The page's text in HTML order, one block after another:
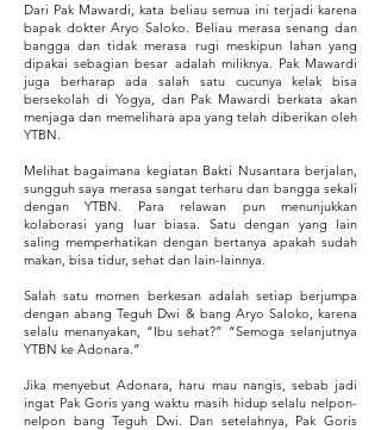
Dari Pak Mawardi, kata beliau semua ini terjadi karena
bapak dokter Aryo Saloko. Beliau merasa senang dan
bangga dan tidak merasa rugi meskipun lahan yang
dipakai sebagian besar adalah miliknya. Pak Mawardi
juga berharap ada salah satu cucunya kelak bisa
bersekolah di Yogya, dan Pak Mawardi berkata akan
menjaga dan memelihara apa yang telah diberikan oleh
YTBN.
Melihat bagaimana kegiatan Bakti Nusantara berjalan,
sungguh saya merasa sangat terharu dan bangga sekali
dengan YTBN. Para relawan pun menunjukkan
kolaborasi yang luar biasa. Satu dengan yang lain
saling memperhatikan dengan bertanya apakah sudah
makan, bisa tidur, sehat dan lain-lainnya.
Salah satu momen berkesan adalah setiap berjumpa
dengan abang Teguh Dwi & bang Aryo Saloko, karena
selalu menanyakan, “Ibu sehat?” “Semoga selanjutnya
YTBN ke Adonara.”
Jika menyebut Adonara, haru mau nangis, sebab jadi
ingat Pak Goris yang waktu masih hidup selalu nelpon-
nelpon bang Teguh Dwi. Dan setelahnya, Pak Goris